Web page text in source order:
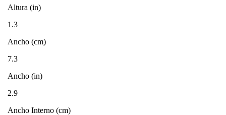
Altura (in)
1.3
Ancho (cm)
7.3
Ancho (in)
2.9
Ancho Interno (cm)